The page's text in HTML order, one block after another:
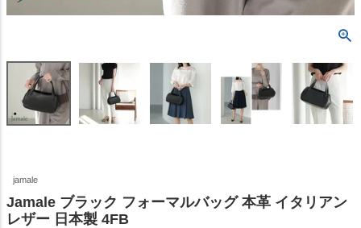
jamale
Jamale ブラック フォーマルバッグ 本革 イタリアン
レザー 日本製 4FB